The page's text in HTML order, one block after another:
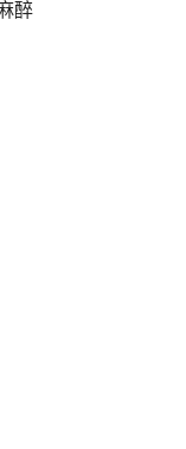
醉